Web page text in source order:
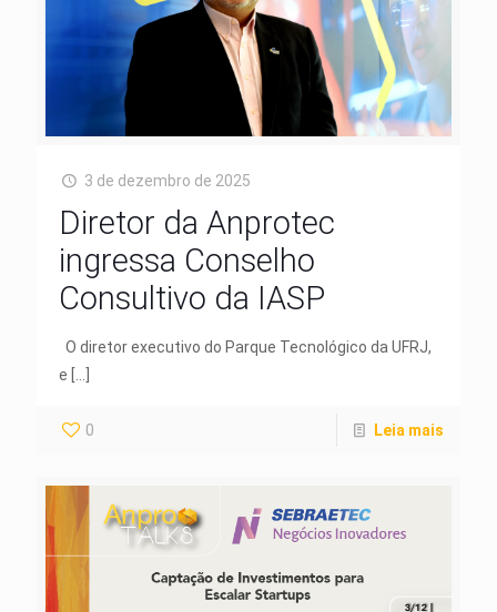
3 de dezembro de 2025
Diretor da Anprotec
ingressa Conselho
Consultivo da IASP
O diretor executivo do Parque Tecnológico da UFRJ,
e
0 Leia mais